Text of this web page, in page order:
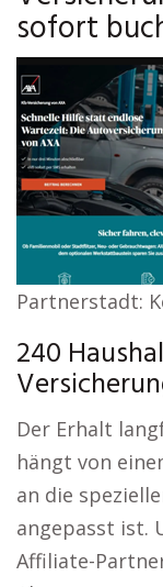
sofort
Partnerstadt:
240
Der Erhalt
hängt von
an die
angepasst ist.
Affiliate-